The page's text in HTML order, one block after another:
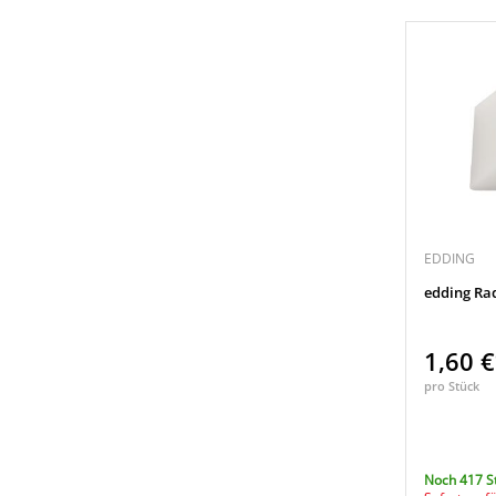
EDDING
edding
1,60
pro Stück
Noch 417